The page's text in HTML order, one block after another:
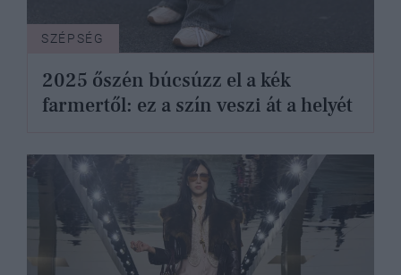
SZÉPSÉG
2025 őszén búcsúzz el a kék
farmertől: ez a szín veszi át a helyét